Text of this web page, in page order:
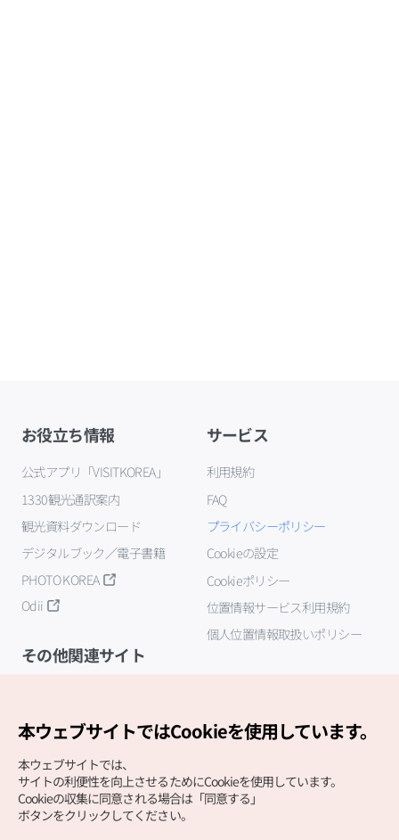
お役立ち情報
公式アプリ「VISITKOREA」
1330観光通訳案内
観光資料ダウンロード
デジタルブック／電子書籍
PHOTO KOREA
Odii
サービス
利用規約
FAQ
プライバシーポリシー
Cookieの設定
Cookieポリシー
位置情報サービス利用規約
個人位置情報取扱いポリシー
その他関連サイト
本ウェブサイトではCookieを使用しています。
本ウェブサイトでは、
サイトの利便性を向上させるためにCookieを使用しています。
Cookieの収集に同意される場合は「同意する」
ボタンをクリックしてください。